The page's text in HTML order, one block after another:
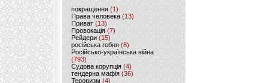
покращення (1)
Права человека(13)
Приват (13)
Провокація (7)
Рейдери (15)
російська гебня (8)
Російсько-українська війна
(793)
Судова корупція (4)
тендерна мафія (36)
Тероризм (4)